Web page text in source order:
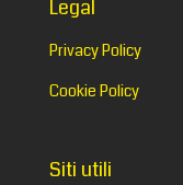
Legal
Privacy Policy
Cookie Policy
Siti utili